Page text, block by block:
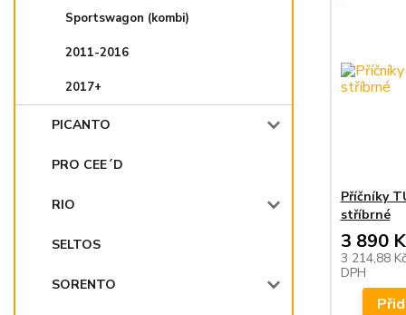
Sportswagon (kombi)
2011-2016
2017+
PICANTO
PRO CEE´D
RIO
SELTOS
SORENTO
Příčníky
stříbrné
3 890
3 214,88
DPH